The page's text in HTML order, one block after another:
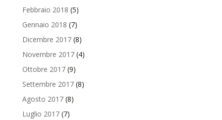
Febbraio 2018 (5)
Gennaio 2018 (7)
Dicembre 2017(8)
Novembre 2017(4)
Ottobre 2017(9)
Settembre 2017(8)
Agosto 2017(8)
Luglio 2017(7)